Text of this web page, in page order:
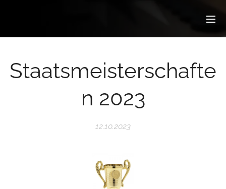
Staatsmeisterschafte
n 2023
12.10.2023